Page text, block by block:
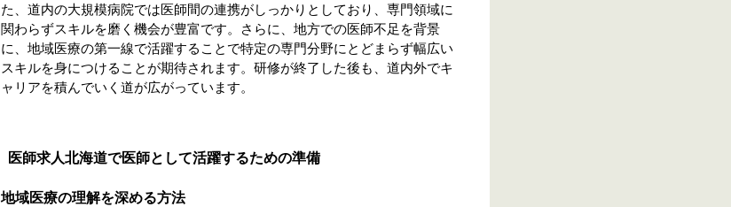
た、道内の大規模病院では医師間の連携がしっかりとしており、専門領域に
関わらずスキルを磨く機会が豊富です。さらに、地方での医師不足を背景
に、地域医療の第一線で活躍することで特定の専門分野にとどまらず幅広い
スキルを身につけることが期待されます。研修が終了した後も、道内外でキ
ャリアを積んでいく道が広がっています。
医師求人北海道で医師として活躍するための準備
地域医療の理解を深める方法